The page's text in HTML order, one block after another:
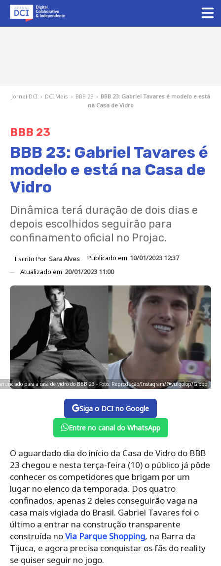
Jornal DCI › DCI Mais › BBB 23 › BBB 23: Gabriel Tavares é modelo e está
na Casa de Vidro
BBB 23
BBB 23: Gabriel Tavares é
modelo e está na Casa de
Vidro
Dinâmica terá duração de dois dias e
depois escolhidos seguirão para
confinamento oficial no Projac.
Escrito Por Sara Alves Publicado em 10/01/2023 12:37
Atualizado em 20/01/2023 11:00
para a casa de vidro do BBB 23 - Foto: Reprodução/Instagram/@vulgofop/Globo
Siga o DCI no Google
Entre no canal do WhatsApp
O aguardado dia do início da Casa de Vidro do BBB
23 chegou e nesta terça-feira (10) o público já pôde
conhecer os competidores que brigam por um
lugar no elenco da temporada. Dos quatro
confinados, apenas 2 deles conseguirão vaga na
casa mais vigiada do Brasil. Gabriel Tavares foi o
último a entrar na construção transparente
construída noVia Parque Shopping, na Barra da
Tijuca, e agora precisa conquistar os fãs do reality
se quiser seguir no jogo.